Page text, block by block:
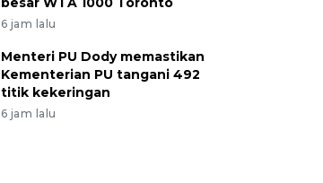
6 jam lalu
Menteri PU Dody memastikan
Kementerian PU tangani 492
titik kekeringan
6 jam lalu